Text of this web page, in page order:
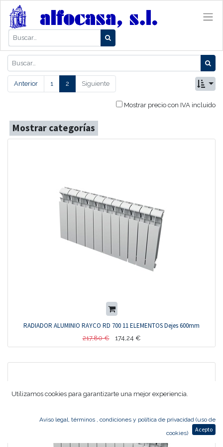
Anterior 1 2 Siguiente
Mostrar precio con IVA incluido
Mostrar categorías
RADIADOR ALUMINIO RAYCO RD 700 11 ELEMENTOS Dejes 600mm
217,80€ 174,24 €
Utilizamos cookies para garantizarte una mejor experiencia.
Aviso legal, términos , condiciones y política de privacidad (uso de
cookies)
Acepto